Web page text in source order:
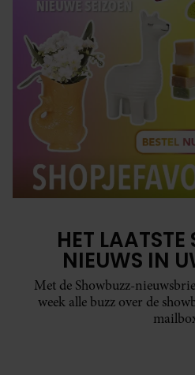
HET
NIEUWS IN
Met de Showbuzz-
week alle buzz over de